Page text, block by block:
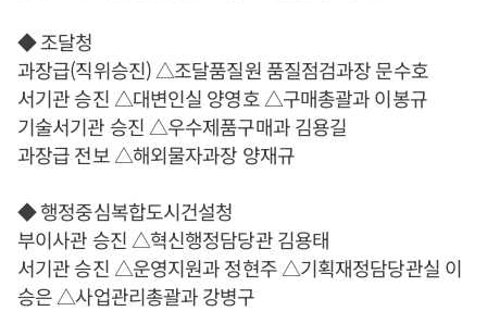
◆ 조달청
과장급(직위승진) △조달품질원 품질점검과장 문수호
서기관 승진 △대변인실 양영호 △구매총괄과 이봉규
기술서기관 승진 △우수제품구매과 김용길
과장급 전보 △해외물자과장 양재규
◆ 행정중심복합도시건설청
부이사관 승진 △혁신행정담당관 김용태
서기관 승진 △운영지원과 정현주 △기획재정담당관실 이
승은 △사업관리총괄과 강병구